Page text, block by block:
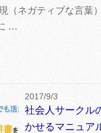
（ネガティブな言葉
…
2017/9/3
社会人サークル
かせるマニュア